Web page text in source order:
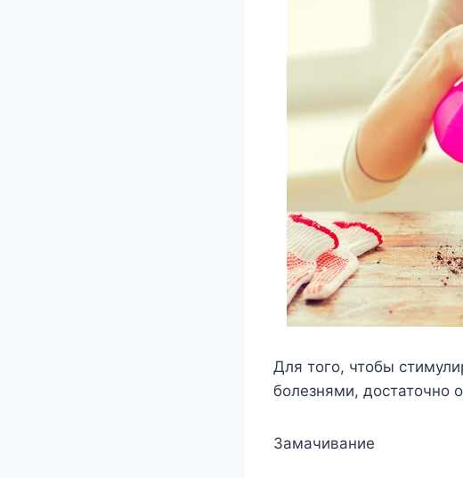
Для того, чтобы
болезнями, достаточно
Замачивание